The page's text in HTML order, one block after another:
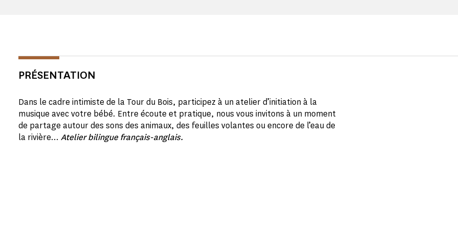
PRÉSENTATION
Dans le cadre intimiste de la Tour du Bois, participez à un atelier d’initiation à la
musique avec votre bébé. Entre écoute et pratique, nous vous invitons à un moment
de partage autour des sons des animaux, des feuilles volantes ou encore de l’eau de
la rivière… Atelier bilingue français-anglais.